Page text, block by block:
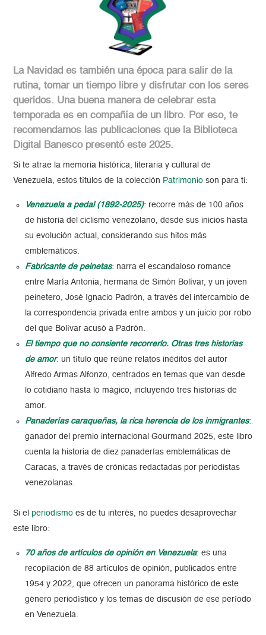
La Navidad es también una época para salir de la
rutina, tomar un tiempo libre y disfrutar con los seres
queridos. Una buena manera de celebrar esta
temporada es en compañía de un libro. Por eso, te
recomendamos las publicaciones que la Biblioteca
Digital Banesco presentó este 2025.
Si te atrae la memoria histórica, literaria y cultural de
Venezuela, estos títulos de la colección Patrimonio son para ti:
Venezuela a pedal (1892-2025): recorre más de 100 años
de historia del ciclismo venezolano, desde sus inicios hasta
su evolución actual, considerando sus hitos más
emblemáticos.
Fabricante de peinetas: narra el escandaloso romance
entre María Antonia, hermana de Simón Bolívar, y un joven
peinetero, José Ignacio Padrón, a través del intercambio de
la correspondencia privada entre ambos y un juicio por robo
del que Bolívar acusó a Padrón.
El tiempo que no consiente recorrerlo. Otras tres historias
de amor: un título que reúne relatos inéditos del autor
Alfredo Armas Alfonzo, centrados en temas que van desde
lo cotidiano hasta lo mágico, incluyendo tres historias de
amor.
Panaderías caraqueñas, la rica herencia de los inmigrantes:
ganador del premio internacional Gourmand 2025, este libro
cuenta la historia de diez panaderías emblemáticas de
Caracas, a través de crónicas redactadas por periodistas
venezolanas.
Si elperiodismo es de tu interés, no puedes desaprovechar
este libro:
70 años de artículos de opinión en Venezuela: es una
recopilación de 88 artículos de opinión, publicados entre
1954 y 2022, que ofrecen un panorama histórico de este
género periodístico y los temas de discusión de ese período
en Venezuela.